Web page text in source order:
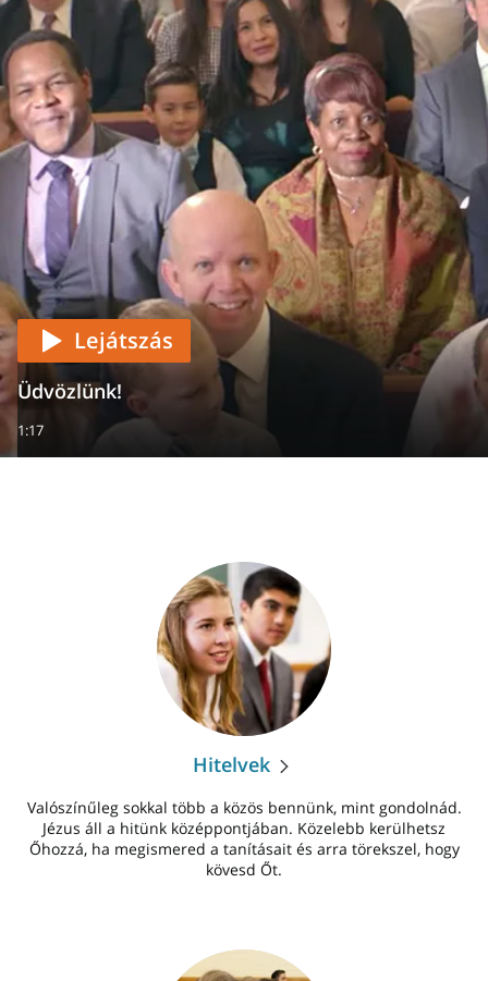
Lejátszás
Üdvözlünk!
1:17
Hitelvek
Valószínűleg sokkal több a közös bennünk, mint gondolnád.
Jézus áll a hitünk középpontjában. Közelebb kerülhetsz
Őhozzá, ha megismered a tanításait és arra törekszel, hogy
kövesd Őt.